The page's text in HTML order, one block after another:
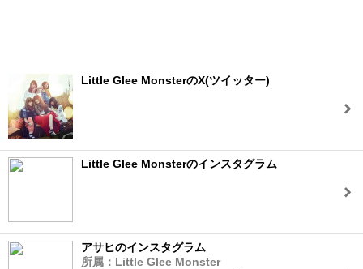
Little Glee MonsterのX(ツイッター)
Little Glee Monsterのインスタグラム
アサヒのインスタグラム
所属：Little Glee Monster